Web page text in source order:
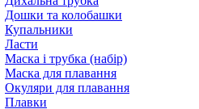
Дошки та колобашки
Купальники
Ласти
Маска і трубка (набір)
Маска для плавання
Окуляри для плавання
Плавки